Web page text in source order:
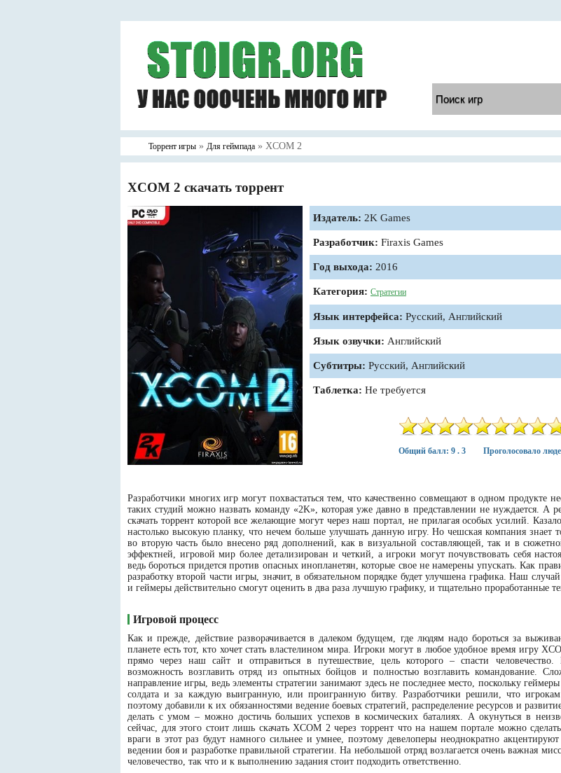
Торрент игры » Для геймпада » XCOM 2
XCOM 2 скачать торрент
Издатель: 2K Games
Разработчик: Firaxis Games
Год выхода: 2016
Категория: Стратегии
Язык интерфейса: Русский, Английский
Язык озвучки: Английский
Субтитры: Русский, Английский
Таблетка: Не требуется
Общий балл: 9 . 3 Проголосовало
Разработчики многих игр могут похвастаться тем, что качественно совмещают в одном продукте
таких студий можно назвать команду «2K», которая уже давно в представлении не нуждается. А
скачать торрент которой все желающие могут через наш портал, не прилагая особых усилий.
настолько высокую планку, что нечем больше улучшать данную игру. Но чешская компания знает
во вторую часть было внесено ряд дополнений, как в визуальной составляющей, так и в
эффектней, игровой мир более детализирован и четкий, а игроки могут почувствовать себя
ведь бороться придется против опасных инопланетян, которые свое не намерены упускать. Как
разработку второй части игры, значит, в обязательном порядке будет улучшена графика. Наш
и геймеры действительно смогут оценить в два раза лучшую графику, и тщательно проработанные
Игровой процесс
Как и прежде, действие разворачивается в далеком будущем, где людям надо бороться за
планете есть тот, кто хочет стать властелином мира. Игроки могут в любое удобное время игру
прямо через наш сайт и отправиться в путешествие, цель которого – спасти
возможность возглавить отряд из опытных бойцов и полностью возглавить командование.
направление игры, ведь элементы стратегии занимают здесь не последнее место, поскольку геймеры
солдата и за каждую выигранную, или проигранную битву. Разработчики решили, что игрокам
поэтому добавили к их обязанностями ведение боевых стратегий, распределение ресурсов и
делать с умом – можно достичь больших успехов в космических баталиях. А окунуться в
сейчас, для этого стоит лишь скачать XCOM 2 через торрент что на нашем портале можно
враги в этот раз будут намного сильнее и умнее, поэтому девелоперы неоднократно
ведении боя и разработке правильной стратегии. На небольшой отряд возлагается очень важная
человечество, так что и к выполнению задания стоит подходить ответственно.